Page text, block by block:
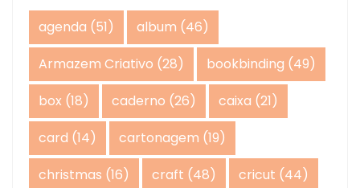
agenda (51) album (46)
Armazem Criativo (28) bookbinding (49)
box (18) caderno (26) caixa (21)
card (14) cartonagem (19)
christmas (16) craft (48) cricut (44)